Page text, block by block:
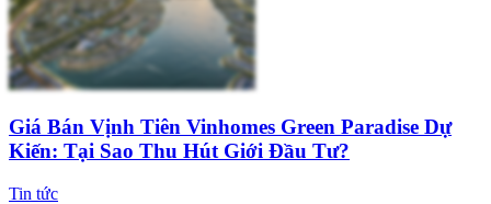
Giá Bán Vịnh Tiên Vinhomes Green Paradise Dự
Kiến: Tại Sao Thu Hút Giới Đầu Tư?
Tin tức